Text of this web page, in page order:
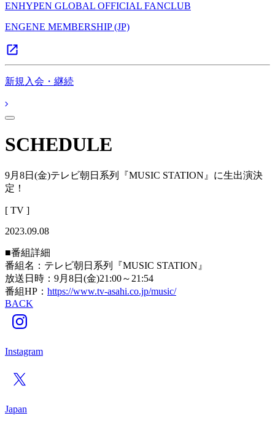
ENHYPEN GLOBAL OFFICIAL FANCLUB
ENGENE MEMBERSHIP (JP)
新規入会・継続
SCHEDULE
9月8日(金)テレビ朝日系列『MUSIC STATION』に生出演決
定！
[ TV ]
2023.09.08
■番組詳細
番組名：テレビ朝日系列『MUSIC STATION』
放送日時：9月8日(金)21:00～21:54
番組HP： https://www.tv-asahi.co.jp/music/
BACK
Instagram
Japan